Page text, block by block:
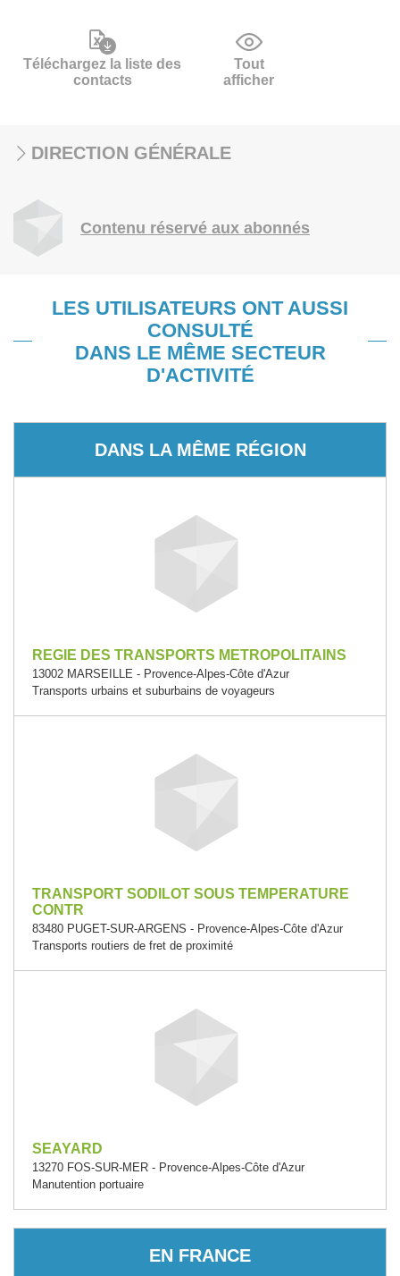
Téléchargez la liste des
contacts
Tout
afficher
DIRECTION GÉNÉRALE
Contenu réservé aux abonnés
LES UTILISATEURS ONT AUSSI
CONSULTÉ
DANS LE MÊME SECTEUR
D'ACTIVITÉ
DANS LA MÊME RÉGION
REGIE DES TRANSPORTS METROPOLITAINS
13002 MARSEILLE - Provence-Alpes-Côte d'Azur
Transports urbains et suburbains de voyageurs
TRANSPORT SODILOT SOUS TEMPERATURE
CONTR
83480 PUGET-SUR-ARGENS - Provence-Alpes-Côte d'Azur
Transports routiers de fret de proximité
SEAYARD
13270 FOS-SUR-MER - Provence-Alpes-Côte d'Azur
Manutention portuaire
EN FRANCE